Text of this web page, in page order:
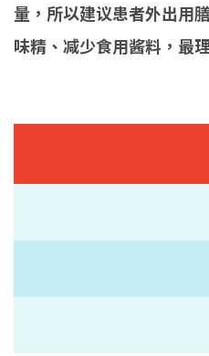
量，所以建议患者外出用
味精、减少食用酱料，最